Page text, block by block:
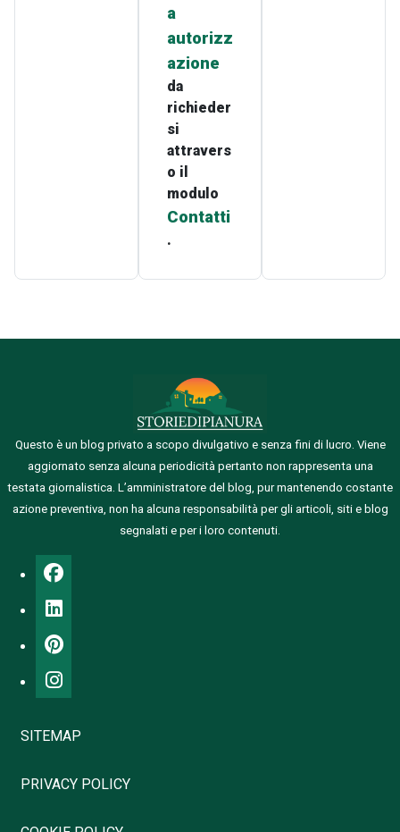
a
autorizz
azione
da
richieder
si
attravers
o il
modulo
Contatti
.
Questo è un blog privato a scopo divulgativo e senza fini di lucro. Viene
aggiornato senza alcuna periodicità pertanto non rappresenta una
testata giornalistica. L’amministratore del blog, pur mantenendo costante
azione preventiva, non ha alcuna responsabilità per gli articoli, siti e blog
segnalati e per i loro contenuti.
SITEMAP
PRIVACY POLICY